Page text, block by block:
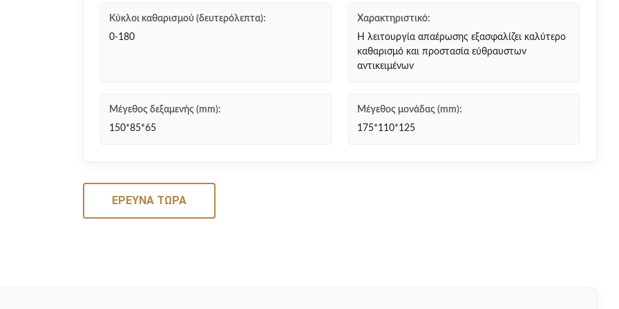
Κύκλοι καθαρισμού (δευτερόλεπτα):
0-180
Χαρακτηριστικό:
Η λειτουργία απαέρωσης εξασφαλίζει καλύτερο
καθαρισμό και προστασία εύθραυστων
αντικειμένων
Μέγεθος δεξαμενής (mm):
150*85*65
Μέγεθος μονάδας (mm):
175*110*125
ΈΡΕΥΝΑ ΤΏΡΑ